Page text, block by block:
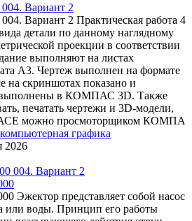
Вариант 2
Вариант 2 Практическая работа 4
детали по данному наглядному
проекции в соответствии
выполняют на листах
А3. Чертеж выполнен на формате
на скриншотах показано и
выполнены в КОМПАС 3D. Также
печатать чертежи и 3D-модели,
можно просмоторщиком КОМПА
графика
2026
Эжектор представляет собой насос
или воды. Принцип его работы